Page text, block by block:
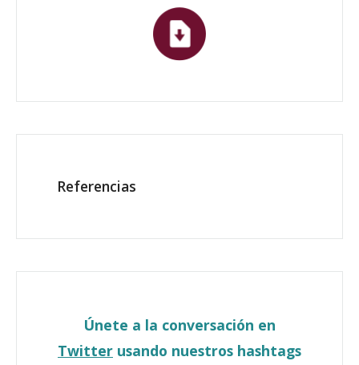
Referencias
Únete a la conversación en
Twitter usando nuestros hashtags